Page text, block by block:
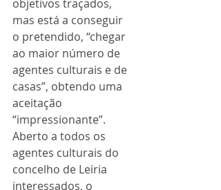
objetivos traçados,
mas está a conseguir
o pretendido, “chegar
ao maior número de
agentes culturais e de
casas”, obtendo uma
aceitação
“impressionante”.
Aberto a todos os
agentes culturais do
concelho de Leiria
interessados, o